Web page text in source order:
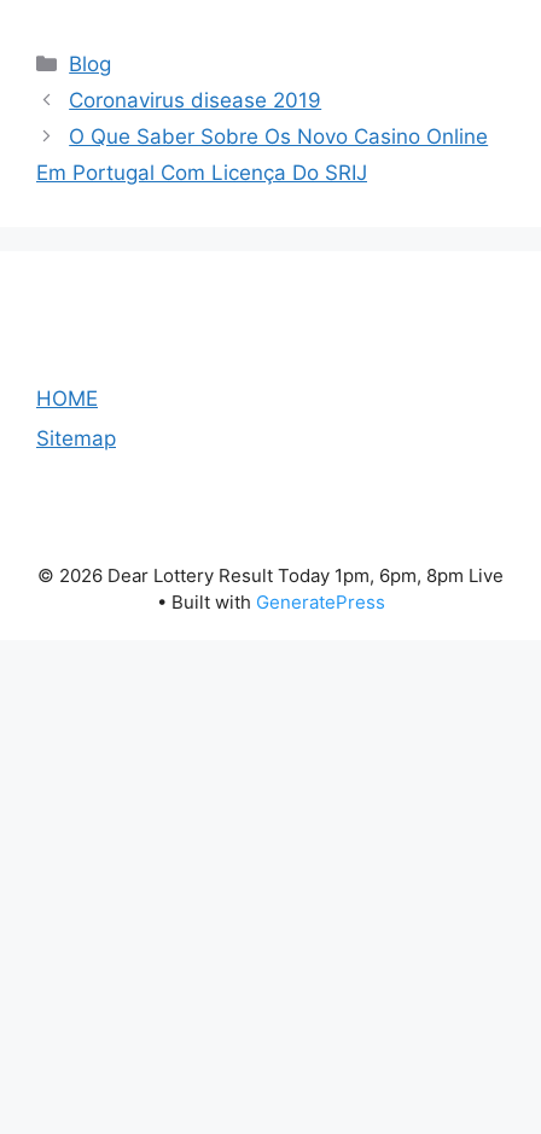
Categories
Blog
Coronavirus disease 2019
O Que Saber Sobre Os Novo Casino Online
Em Portugal Com Licença Do SRIJ
HOME
Sitemap
© 2026 Dear Lottery Result Today 1pm, 6pm, 8pm Live
• Built with GeneratePress